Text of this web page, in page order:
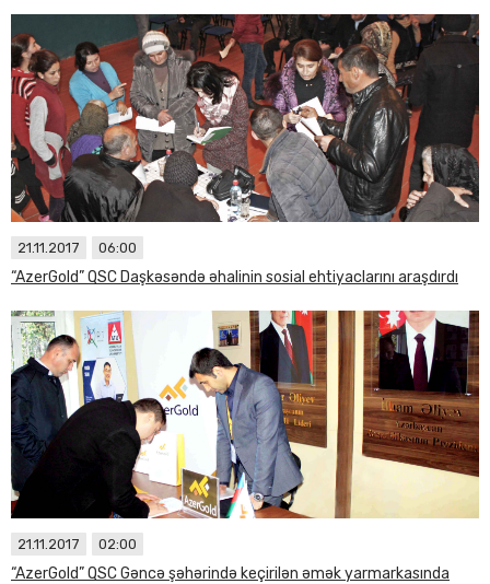
21.11.2017 06:00
“AzerGold” QSC Daşkəsəndə əhalinin sosial ehtiyaclarını araşdırdı
21.11.2017 02:00
“AzerGold” QSC Gəncə şəhərində keçirilən əmək yarmarkasında